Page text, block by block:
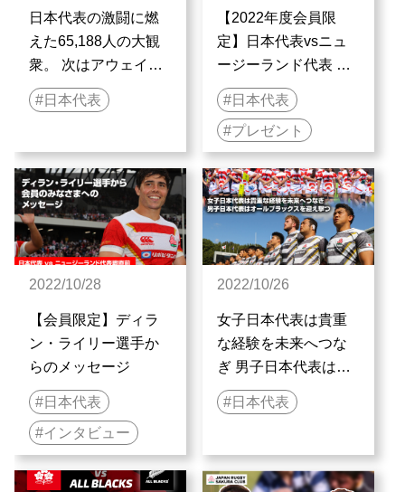
日本代表の激闘に燃
えた65,188人の大観
衆。 次はアウェイで
イングランド、フラ
ンスに挑む
日本代表
【2022年度会員限
定】日本代表vsニュ
ージーランド代表 オ
リジナル撮影フィル
タープレゼント
日本代表
プレゼント
2022/10/28
【会員限定】ディラ
ン・ライリー選手か
らのメッセージ
日本代表
インタビュー
2022/10/26
女子日本代表は貴重
な経験を未来へつな
ぎ 男子日本代表はオ
ールブラックスを迎
え撃つ
日本代表